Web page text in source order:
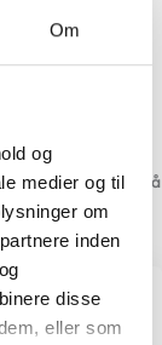
Om
og
medier og til
om
inden
disse
eller som
jeg mig med
for det
og
Jeg behandler
opererede og ikke
bruger en del tid på